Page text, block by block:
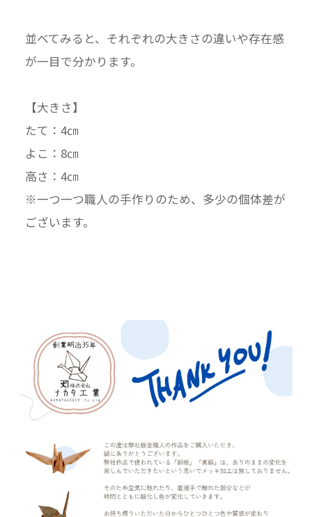
並べてみると、それぞれの大きさの違いや存在感
が一目で分かります。
【大きさ】
たて：4㎝
よこ：8㎝
高さ：4㎝
※一つ一つ職人の手作りのため、多少の個体差が
ございます。